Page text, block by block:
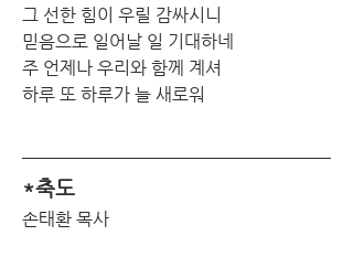
그 선한 힘이 우릴 감싸시니
믿음으로 일어날 일 기대하네
주 언제나 우리와 함께 계셔
하루 또 하루가 늘 새로워
*축도
손태환 목사